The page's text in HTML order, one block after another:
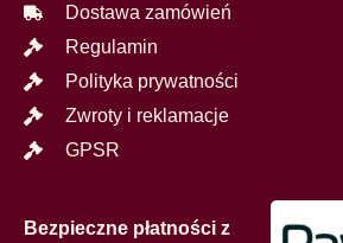
Dostawa zamówień
Regulamin
Polityka prywatności
Zwroty i reklamacje
GPSR
Bezpieczne płatności z